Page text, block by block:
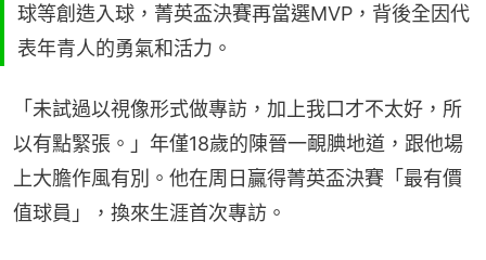
球等創造入球，菁英盃決賽再當選MVP，背後全因代
表年青人的勇氣和活力。
「未試過以視像形式做專訪，加上我口才不太好，所
以有點緊張。」年僅18歲的陳晉一靦腆地道，跟他場
上大膽作風有別。他在周日贏得菁英盃決賽「最有價
值球員」，換來生涯首次專訪。